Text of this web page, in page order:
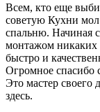
Всем, кто еще
советую Кухни
спальню. Начиная
монтажом никаких
быстро и
Огромное спасибо
Это мастер своего
здесь.